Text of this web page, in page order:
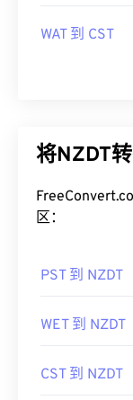
WAT 到 CST
将NZDT
区：
PST 到 NZDT
WET 到 NZDT
CST 到 NZDT